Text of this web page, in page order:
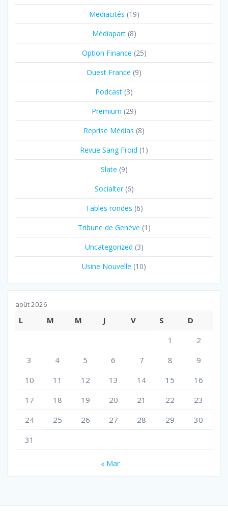
Mediacités (19)
Médiapart(8)
Option Finance (25)
Ouest France (9)
Podcast (3)
Premium (29)
Reprise Médias (8)
Revue Sang Froid (1)
Slate (9)
Socialter(6)
Tables rondes (6)
Tribune de Genève (1)
Uncategorized (3)
Usine Nouvelle (10)
août 2026
L M M J V S
D
1
2
3
4 5 6 7 8
9
10
11 12 13 14 15
16
17
18 19 20 21 22
23
24
25 26 27 28 29
30
31
« Mar